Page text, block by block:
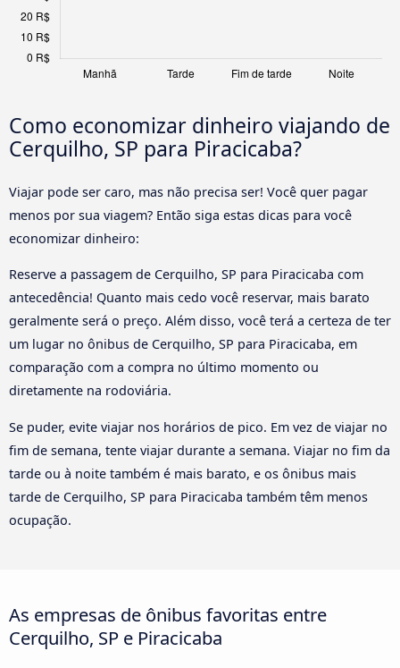
Como economizar dinheiro viajando de
Cerquilho, SP para Piracicaba?
Viajar pode ser caro, mas não precisa ser! Você quer pagar
menos por sua viagem? Então siga estas dicas para você
economizar dinheiro:
Reserve a passagem de Cerquilho, SP para Piracicaba com
antecedência! Quanto mais cedo você reservar, mais barato
geralmente será o preço. Além disso, você terá a certeza de ter
um lugar no ônibus de Cerquilho, SP para Piracicaba, em
comparação com a compra no último momento ou
diretamente na rodoviária.
Se puder, evite viajar nos horários de pico. Em vez de viajar no
fim de semana, tente viajar durante a semana. Viajar no fim da
tarde ou à noite também é mais barato, e os ônibus mais
tarde de Cerquilho, SP para Piracicaba também têm menos
ocupação.
As empresas de ônibus favoritas entre
Cerquilho, SP e Piracicaba